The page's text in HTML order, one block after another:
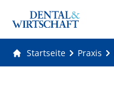
Startseite Praxis